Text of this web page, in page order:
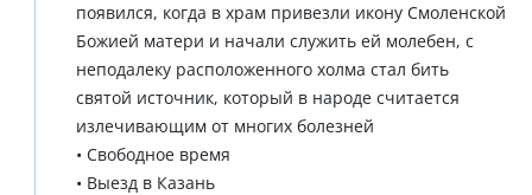
появился, когда в храм привезли икону Смоленской
Божией матери и начали служить ей молебен, с
неподалеку расположенного холма стал бить
святой источник, который в народе считается
излечивающим от многих болезней
• Свободное время
• Выезд в Казань